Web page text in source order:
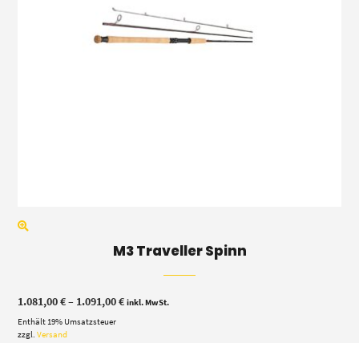
M3 Traveller Spinn
1.081,00€– 1.091,00€Preisspanne:
inkl. MwSt.
Enthält 19% Umsatzsteuer
zzgl.Versand